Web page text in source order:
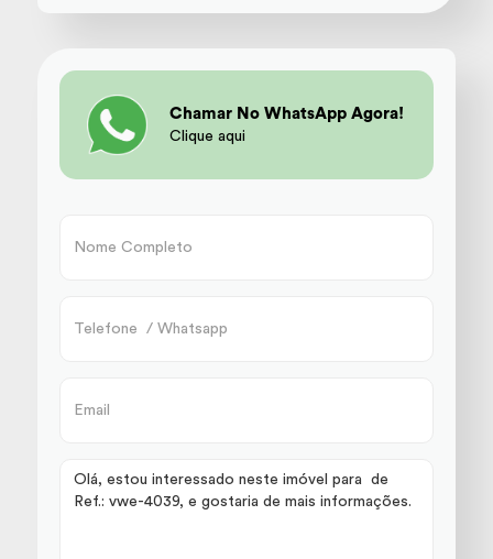
Chamar No WhatsApp Agora!
Clique aqui